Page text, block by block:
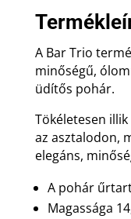
mennyiség
A Bar Trio
minőségű,
üdítős pohár.
Tökéletesen
az asztalodon,
elegáns,
A pohár
Magassága